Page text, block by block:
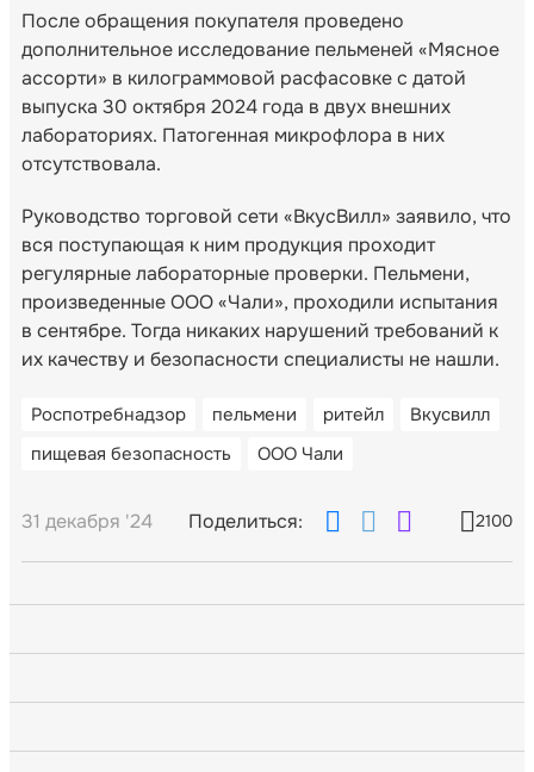
После обращения покупателя проведено
дополнительное исследование пельменей «Мясное
ассорти» в килограммовой расфасовке с датой
выпуска 30 октября 2024 года в двух внешних
лабораториях. Патогенная микрофлора в них
отсутствовала.
Руководство торговой сети «ВкусВилл» заявило, что
вся поступающая к ним продукция проходит
регулярные лабораторные проверки. Пельмени,
произведенные ООО «Чали», проходили испытания
в сентябре. Тогда никаких нарушений требований к
их качеству и безопасности специалисты не нашли.
Роспотребнадзор пельмени ритейл
Вкусвилл
пищевая безопасность
ООО Чали
31 декабря '24 Поделиться: 2100